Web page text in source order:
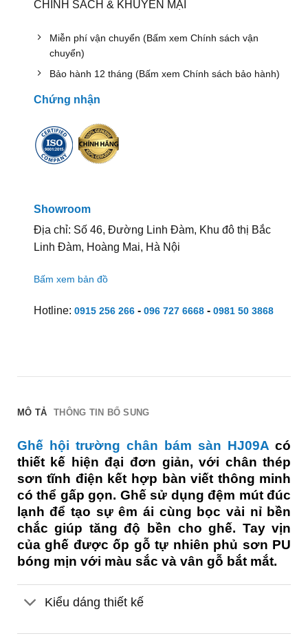
CHÍNH SÁCH & KHUYẾN MẠI
Miễn phí vận chuyển (Bấm xem Chính sách vận
chuyển)
Bảo hành 12 tháng (Bấm xem Chính sách bảo hành)
Chứng nhận
Showroom
Địa chỉ: Số 46, Đường Linh Đàm, Khu đô thị Bắc
Linh Đàm, Hoàng Mai, Hà Nội
Bấm xem bản đồ
Hotline: 0915 256 266- 096 727 6668- 0981 50 3868
MÔ TẢ THÔNG TIN BỔ SUNG
Ghế hội trường chân bám sàn HJ09A có
thiết kế hiện đại đơn giản, với chân thép
sơn tĩnh điện kết hợp bàn viết thông minh
có thể gấp gọn. Ghế sử dụng đệm mút đúc
lạnh để tạo sự êm ái cùng bọc vải nỉ bền
chắc giúp tăng độ bền cho ghế. Tay vịn
của ghế được ốp gỗ tự nhiên phủ sơn PU
bóng mịn với màu sắc và vân gỗ bắt mắt.
Kiểu dáng thiết kế